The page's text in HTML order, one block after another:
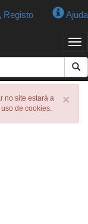
Registo Ajuda
×
no site estará a
de cookies.